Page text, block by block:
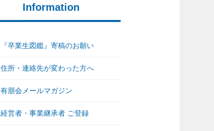
Information
『卒業生図鑑』寄稿のお願い
住所・連絡先が変わった方へ
有朋会メールマガジン
経営者・事業継承者 ご登録